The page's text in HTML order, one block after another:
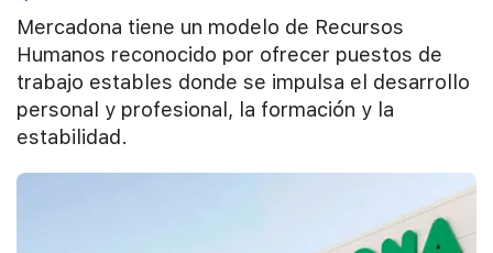
Mercadona tiene un modelo de Recursos
Humanos reconocido por ofrecer puestos de
trabajo estables donde se impulsa el desarrollo
personal y profesional, la formación y la
estabilidad.